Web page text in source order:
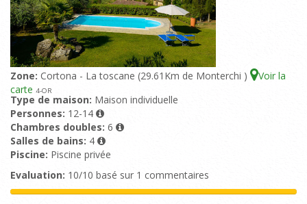
Zone: Cortona - La toscane (29.61Km de Monterchi )
Voir la
carte 4-OR
Type de maison: Maison individuelle
Personnes: 12-14
Chambres doubles: 6
Salles de bains: 4
Piscine: Piscine privée
Evaluation: 10/10 basé sur 1 commentaires